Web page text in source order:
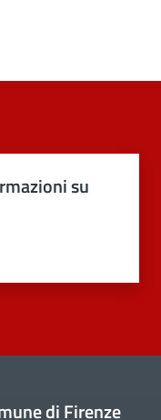
su
di Firenze